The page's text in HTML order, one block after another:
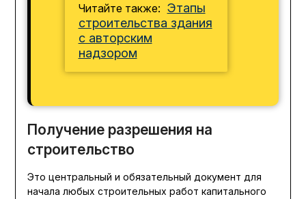
Читайте также: Этапы
строительства здания
с авторским
надзором
Получение разрешения на
строительство
Это центральный и обязательный документ для
начала любых строительных работ капитального